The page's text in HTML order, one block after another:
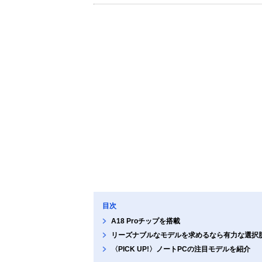
目次
A18 Proチップを搭載
リーズナブルなモデルを求めるなら有力な選択
〈PICK UP!〉ノートPCの注目モデルを紹介